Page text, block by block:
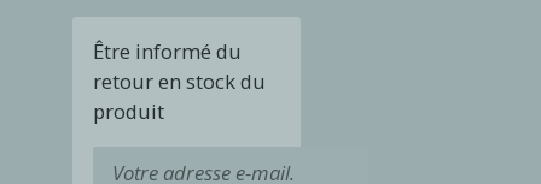
Être informé du
retour en stock du
produit